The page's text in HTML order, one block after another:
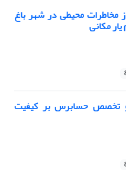
محیطی در شهر باغ
مکانی
تخصص حسابرس بر کیفیت